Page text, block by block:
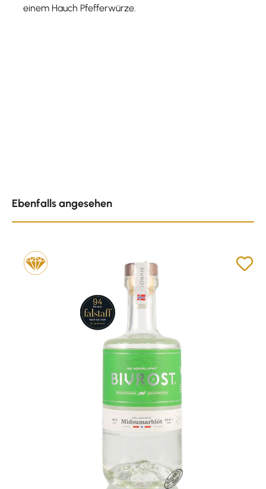
einem Hauch Pfefferwürze.
Ebenfalls angesehen